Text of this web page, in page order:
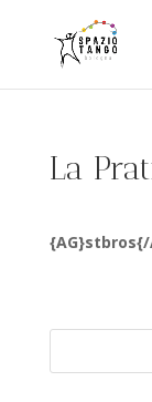
La
{AG}stbros{/